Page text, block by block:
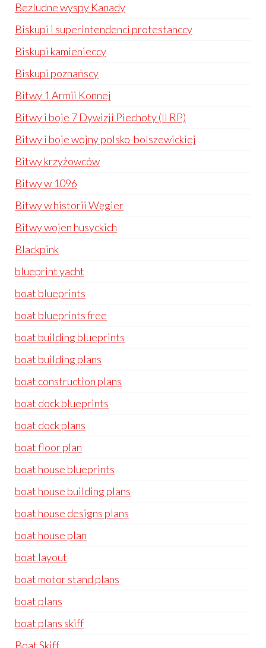
Bezludne wyspy Kanady
Biskupi i superintendenci protestanccy
Biskupi kamienieccy
Biskupi poznańscy
Bitwy 1 Armii Konnej
Bitwy i boje 7 Dywizji Piechoty (II RP)
Bitwy i boje wojny polsko-bolszewickiej
Bitwy krzyżowców
Bitwy w 1096
Bitwy w historii Węgier
Bitwy wojen husyckich
Blackpink
blueprint yacht
boat blueprints
boat blueprints free
boat building blueprints
boat building plans
boat construction plans
boat dock blueprints
boat dock plans
boat floor plan
boat house blueprints
boat house building plans
boat house designs plans
boat house plan
boat layout
boat motor stand plans
boat plans
boat plans skiff
Boat Skiff